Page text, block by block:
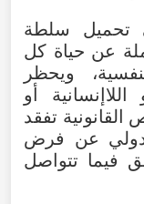
تحميل
سلطة
عن حياة كل
، ويحظر
اللاإنسانية
أو
القانونية تفقد
عن
فرض
فيما تتواصل